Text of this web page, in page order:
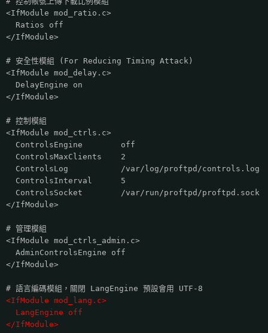
<IfModule mod_ratio.c>
Ratios off
</IfModule>
# 安全性模組 (For Reducing Timing Attack)
<IfModule mod_delay.c>
DelayEngine on
</IfModule>
# 控制模組
<IfModule mod_ctrls.c>
ControlsEngine off
ControlsMaxClients 2
ControlsLog /var/log/proftpd/controls.log
ControlsInterval 5
ControlsSocket /var/run/proftpd/proftpd.sock
</IfModule>
# 管理模組
<IfModule mod_ctrls_admin.c>
AdminControlsEngine off
</IfModule>
# 語言編碼模組，關閉 LangEngine 預設會用 UTF-8
<IfModule mod_lang.c>
LangEngine off
</IfModule>